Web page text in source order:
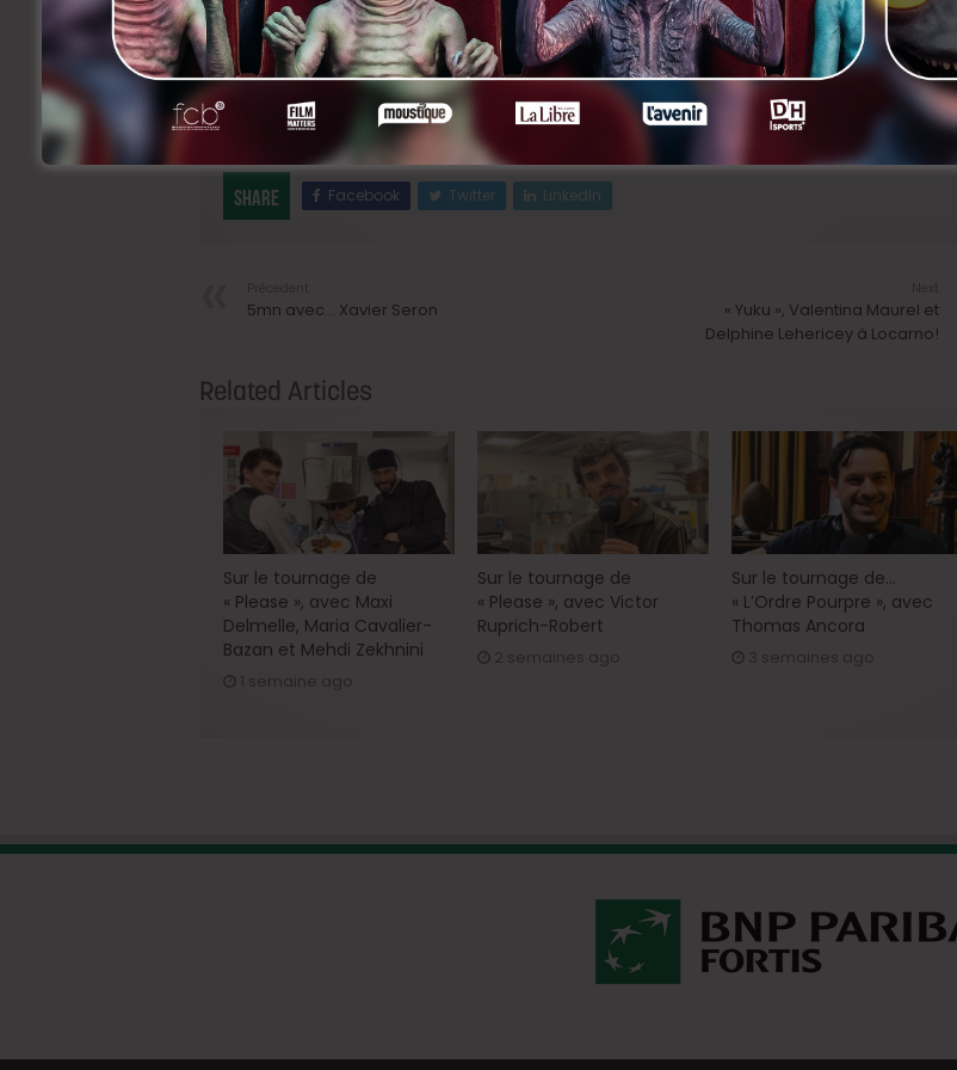
Thibout, Fatou Hane, Charlotte Fischer, Mouhamadou Diba, Angèle Baux Godard, Martin Verset,
Soazig de Staercke, Nicole Valberg, Luc Vangrunderbeeck, Fabrice Rodriguez, Adrienne
D’Anna, Laurent Denayer, Samuel Van der Zwalmen.
La Salle des pas perdusest produit par Cassandre Warnauts et Jean-Yves Roubin, pour Frakas
Productions, on vous en reparle prochainement!
Share Facebook Twitter LinkedIn
5mn avec… Xavier Seron
« Yuku », Valentina Maurel et
Delphine Lehericey à Locarno!
Related Articles
Sur le tournage de
« Please », avec Maxi
Delmelle, Maria Cavalier-
Bazan et Mehdi Zekhnini
1 semaine ago
Sur le tournage de
« Please », avec Victor
Ruprich-Robert
2 semaines ago
Sur le tournage de…
« L’Ordre Pourpre », avec
Thomas Ancora
3 semaines ago